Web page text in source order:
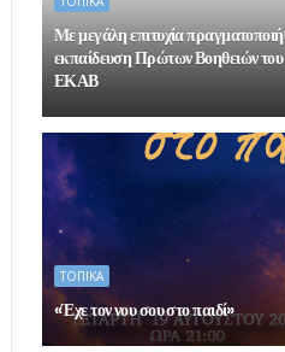
Με μεγάλη επιτυχία
εκπαίδευση Πρώτων Βοηθειών
ΕΚΑΒ
ΤΟΠΙΚΑ
«Έχε τον νου σου στο παιδί»